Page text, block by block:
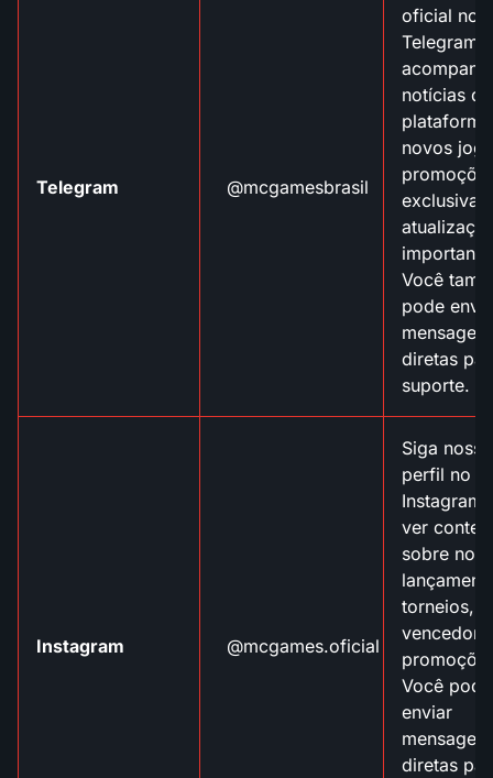
Telegram @mcgamesbrasil
oficial no
Telegram
notícias da
novos
exclusivas
Você
pode
diretas
suporte.
Instagram @mcgames.oficial
Siga nosso
perfil no
Instagram
ver
sobre
torneios,
Você pode
enviar
diretas